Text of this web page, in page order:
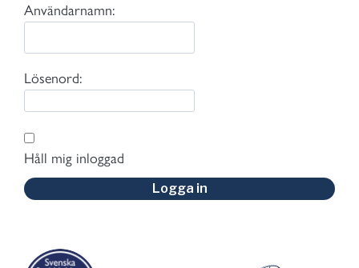
Användarnamn:
Lösenord:
Håll mig inloggad
Logga in